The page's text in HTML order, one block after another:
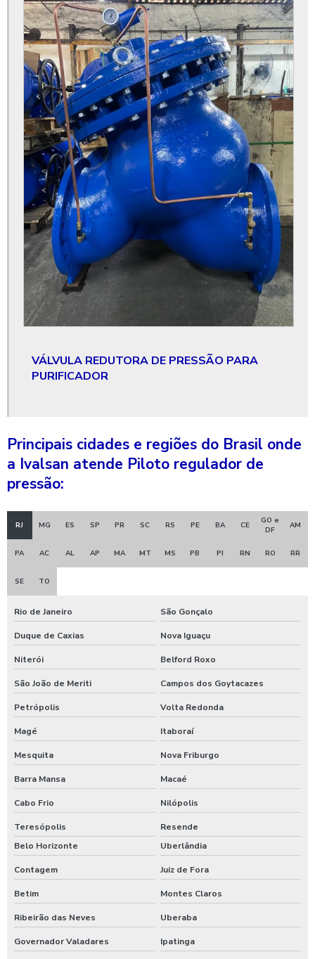
Válvula flangeada
Válvula gaveta
Válvula gaveta 6
Válvula gaveta 6 polegadas
Válvula gaveta de 6 polegadas preço
Válvula gaveta 8 polegadas
Válvula gaveta 8 polegadas preço
Válvula gaveta 8 preço
Válvula gaveta base atuador elétrico
Válvula gaveta base atuador pneumático
Válvula gaveta base atuadora
Válvula gaveta de bloqueio
Válvula gaveta de controle
Válvula gaveta ferro fundido
Válvula gaveta flangeada 6 polegadas
Válvula gaveta flangeada 6 polegadas preço
Valvula gaveta flangeada preço
Válvula gaveta globo
Válvula gaveta tipo flangeada 6 polegadas preço
Válvula gaveta tipo flangeada preço
Válvula gaveta tipo flangeada valor
Válvula gaveta valor
Válvula globo
Válvula limitadora de vazão
Válvula on off
Válvula redutora de pressão
Válvula redutora de pressão 2 polegadas
Válvula redutora de pressão água
VÁLVULA REDUTORA DE PRESSÃO PARA
PURIFICADOR
Principais cidades e regiões do Brasil onde
a Ivalsan atende Piloto regulador de
pressão:
RJ MG ES SP PR SC RS PE BA CE
GO e
DF
AM
PA AC AL AP MA MT MS PB PI RN RO RR
SE TO
Rio de Janeiro São Gonçalo
Duque de Caxias Nova Iguaçu
Niterói Belford Roxo
São João de Meriti Campos dos Goytacazes
Petrópolis Volta Redonda
Magé Itaboraí
Mesquita Nova Friburgo
Barra Mansa Macaé
Cabo Frio Nilópolis
Teresópolis
Resende
Belo Horizonte
Uberlândia
Contagem Juiz de Fora
Betim Montes Claros
Ribeirão das Neves Uberaba
Governador Valadares Ipatinga